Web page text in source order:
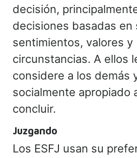
decisión,
decisiones basadas en
sentimientos, valores y
circunstancias. A ellos
considere a los demás
socialmente apropiado
concluir.
Juzgando
Los ESFJ usan su